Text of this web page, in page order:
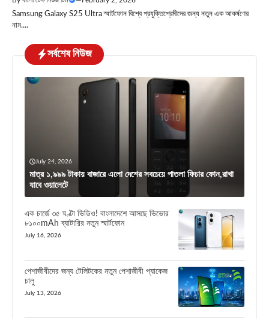
Samsung Galaxy S25 Ultra স্মার্টফোন বিশ্বে প্রযুক্তিপ্রেমীদের জন্য নতুন এক আকর্ষণের
নাম....
সর্বশেষ নিউজ
July 24, 2026
মাত্র ১,৯৯৯ টাকায় বাজারে এলো দেশের সবচেয়ে পাতলা ফিচার ফোন,রাখা
যাবে ওয়ালেটে
এক চার্জে ৩৫ ঘণ্টা ভিডিও! বাংলাদেশে আসছে ভিভোর
৮১০০mAh ব্যাটারির নতুন স্মার্টফোন
July 16, 2026
পেশাজীবীদের জন্য টেলিটকের নতুন পেশাজীবী প্যাকেজ
চালু
July 13, 2026